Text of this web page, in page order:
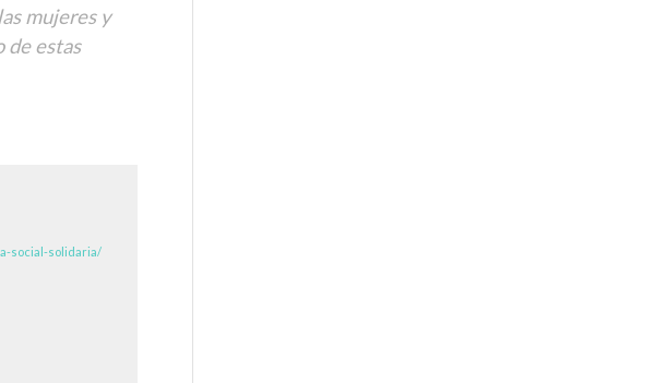
mujeres y
de estas
social-solidaria/